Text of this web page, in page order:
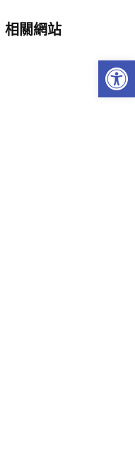
相關網站